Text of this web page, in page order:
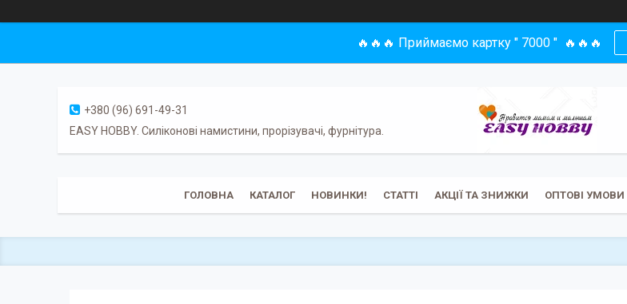
🔥🔥🔥 Приймаємо картку " 7000 " 🔥🔥🔥
+380 (96) 691-49-31
EASY HOBBY. Силіконові намистини, прорізувачі, фурнітура.
ГОЛОВНА КАТАЛОГ НОВИНКИ! СТАТТІ АКЦІЇ ТА ЗНИЖКИ ОПТОВІ УМОВИ